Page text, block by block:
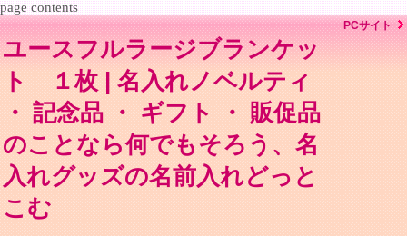
page contents
ユースフルラージブランケッ
ト １枚 | 名入れノベルティ
・ 記念品 ・ ギフト ・ 販促品
のことなら何でもそろう、名
入れグッズの名前入れどっと
こむ
PCサイト